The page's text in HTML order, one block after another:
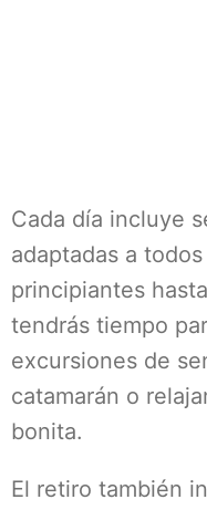
Cada día incluye
adaptadas a
principiantes
tendrás tiempo
excursiones de
catamarán o
bonita.
El retiro también